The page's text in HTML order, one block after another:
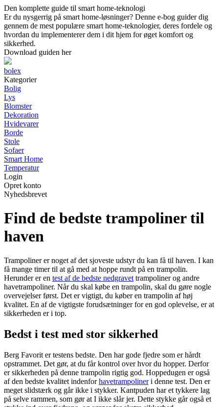
Den komplette guide til smart home-teknologi
Er du nysgerrig på smart home-løsninger? Denne e-bog guider dig
gennem de mest populære smart home-teknologier, deres fordele og
hvordan du implementerer dem i dit hjem for øget komfort og
sikkerhed.
Download guiden her
bolex
Kategorier
Bolig
Lys
Blomster
Dekoration
Hvidevarer
Borde
Stole
Sofaer
Smart Home
Temperatur
Login
Opret konto
Nyhedsbrevet
Find de bedste trampoliner til
haven
Trampoliner er noget af det sjoveste udstyr du kan få til haven. I kan
få mange timer til at gå med at hoppe rundt på en trampolin.
Herunder er en test af de bedste nedgravet trampoliner og andre
havetrampoliner. Når du skal købe en trampolin, skal du gøre nogle
overvejelser først. Det er vigtigt, du køber en trampolin af høj
kvalitet. En af de vigtigste forudsætninger for en god oplevelse, er at
sikkerheden er i top.
Bedst i test med stor sikkerhed
Berg Favorit er testens bedste. Den har gode fjedre som er hårdt
opstrammet. Det gør, at du får kontrol over hvor du hopper. Derfor
er sikkerheden på denne trampolin rigtig god. Hoppedugen er også
af den bedste kvalitet indenforhavetrampolineri denne test. Den er
meget slidstærk og går ikke i stykker. Kantpuden har et tykkere lag
på selve rammen, som gør at I ikke slår jer. Dette stykke går også et